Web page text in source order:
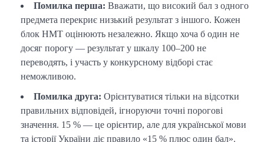
Помилка перша: Вважати, що високий бал з одного
предмета перекриє низький результат з іншого. Кожен
блок НМТ оцінюють незалежно. Якщо хоча б один не
досяг порогу — результат у шкалу 100–200 не
переводять, і участь у конкурсному відборі стає
неможливою.
Помилка друга: Орієнтуватися тільки на відсотки
правильних відповідей, ігноруючи точні порогові
значення. 15 % — це орієнтир, але для української мови
та історії України діє правило «15 % плюс один бал».